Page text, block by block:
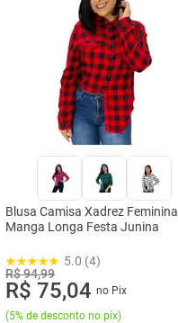
Blusa Camisa Xadrez Feminina
Manga Longa Festa Junina
5.0 (4)
R$ 94,99
R$ 75,04 no Pix
(5% de desconto no pix)